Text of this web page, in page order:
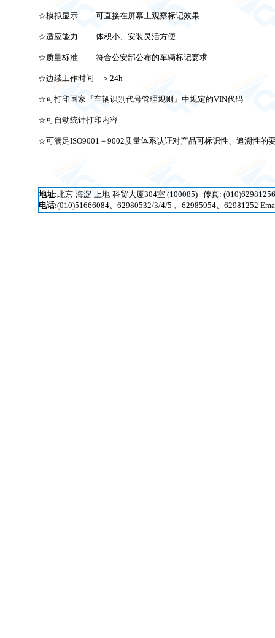
☆模拟显示 可直接在屏幕上观察标记效果
☆适应能力 体积小、安装灵活方便
☆质量标准 符合公安部公布的车辆标记要求
☆边续工作时间 ＞24h
☆可打印国家『车辆识别代号管理规则』中规定的VIN代码
☆可自动统计打印内容
☆可满足ISO9001－9002质量体系认证对产品可标识性、追溯性的
地址:北京·海淀·上地·科贸大厦304室 (100085) 传真:
电话:(010)51666084、62980532/3/4/5 、62985954、62981252